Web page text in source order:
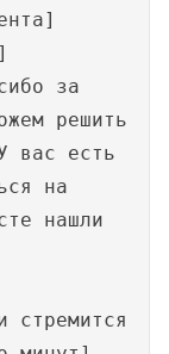
за
решить
вас есть
на
нашли
стремится